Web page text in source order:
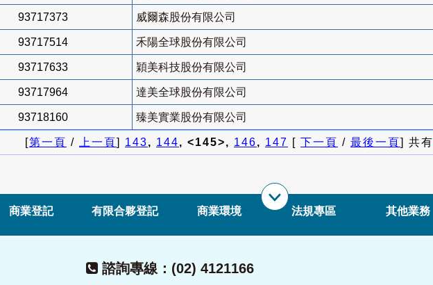
93717373 威爾森股份有限公司
93717514 禾陽全球股份有限公司
93717633 穎美科技股份有限公司
93717964 達美全球股份有限公司
93718160 臻美實業股份有限公司
[第一頁 / 上一頁] 143, 144, <145>, 146, 147 [ 下一頁 / 最後一頁] 共有
商業登記 有限合夥登記 商業環境 法規專區 其他業務
諮詢專線：(02) 4121166